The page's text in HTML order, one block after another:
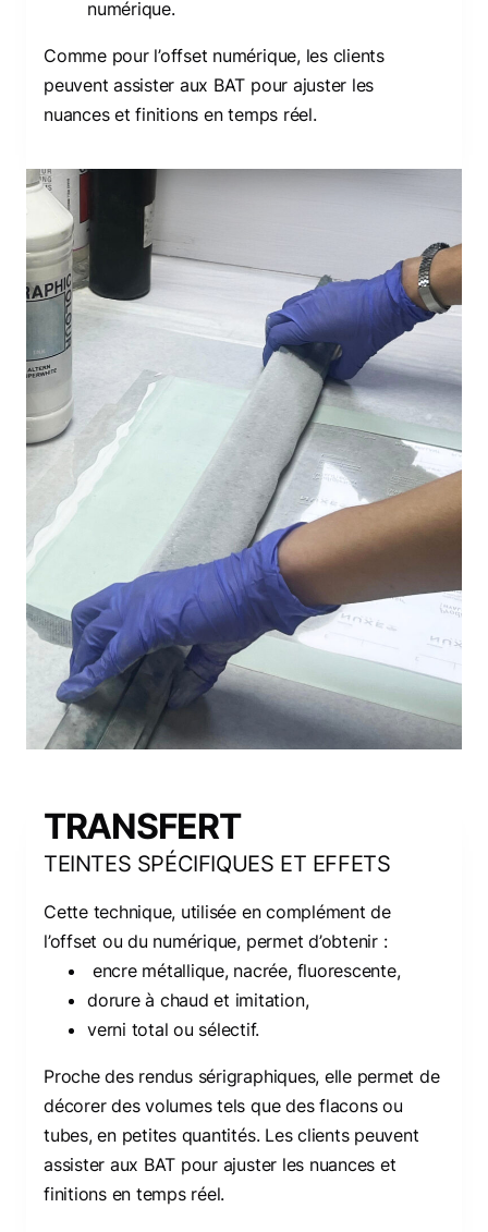
numérique.
Comme pour l’offset numérique, les clients
peuvent assister aux BAT pour ajuster les
nuances et finitions en temps réel.
TRANSFERT
TEINTES SPÉCIFIQUES ET EFFETS
Cette technique, utilisée en complément de
l’offset ou du numérique, permet d’obtenir :
encre métallique, nacrée, fluorescente,
dorure à chaud et imitation,
verni total ou sélectif.
Proche des rendus sérigraphiques, elle permet de
décorer des volumes tels que des flacons ou
tubes, en petites quantités. Les clients peuvent
assister aux BAT pour ajuster les nuances et
finitions en temps réel.